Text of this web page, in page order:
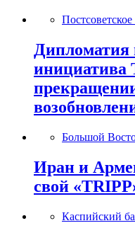
Дипломатия
инициатива
Большой
Иран и
свой
Каспийский